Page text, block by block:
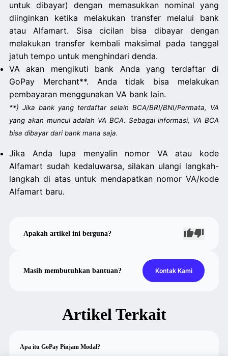
untuk dibayar) dengan memasukkan nominal yang
diinginkan ketika melakukan transfer melalui bank
atau Alfamart. Sisa cicilan bisa dibayar dengan
melakukan transfer kembali maksimal pada tanggal
jatuh tempo untuk menghindari denda.
VA akan mengikuti bank Anda yang terdaftar di
GoPay Merchant**. Anda tidak bisa melakukan
pembayaran menggunakan VA bank lain.
**) Jika bank yang terdaftar selain BCA/BRI/BNI/Permata, VA
yang akan muncul adalah VA BCA. Sebagai informasi, VA BCA
bisa dibayar dari bank mana saja.
Jika Anda lupa menyalin nomor VA atau kode
Alfamart sudah kedaluwarsa, silakan ulangi langkah-
langkah di atas untuk mendapatkan nomor VA/kode
Alfamart baru.
Apakah artikel ini berguna?
Masih membutuhkan bantuan? Kontak Kami
Artikel Terkait
Apa itu GoPay Pinjam Modal?